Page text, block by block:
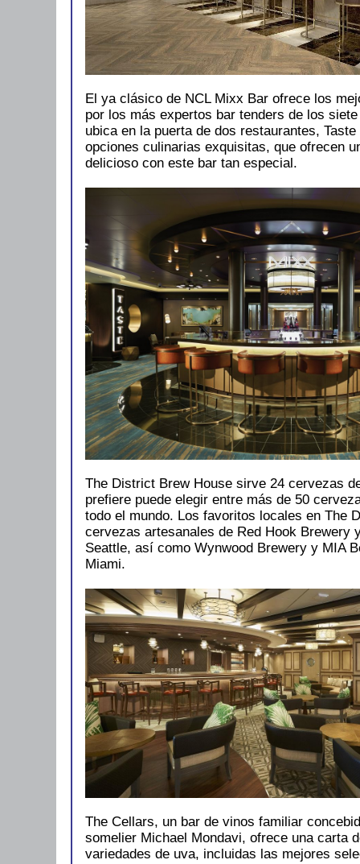
El ya clásico de NCL Mixx Bar ofrece los
por los más expertos bar tenders de los
ubica en la puerta de dos restaurantes,
opciones culinarias exquisitas, que ofrecen
delicioso con este bar tan especial.
The District Brew House sirve 24 cervezas
prefiere puede elegir entre más de 50
todo el mundo. Los favoritos locales en The
cervezas artesanales de Red Hook Brewery
Seattle, así como Wynwood Brewery y MIA
Miami.
The Cellars, un bar de vinos familiar
somelier Michael Mondavi, ofrece una carta
variedades de uva, incluidas las mejores